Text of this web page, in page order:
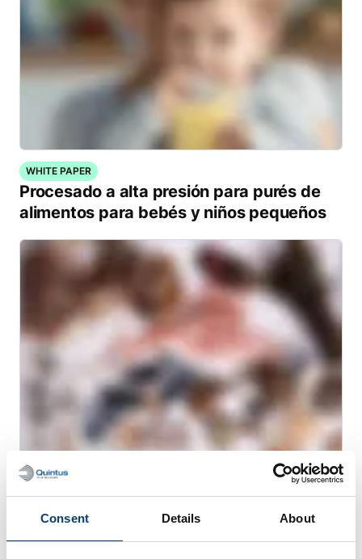
Consent Details About
WHITE PAPER
Procesado a alta presión para purés de
alimentos para bebés y niños pequeños
WHITE PAPER
Mejora la seguridad y la conservación del
marisco con el Procesado por Altas
Presiones (HPP)